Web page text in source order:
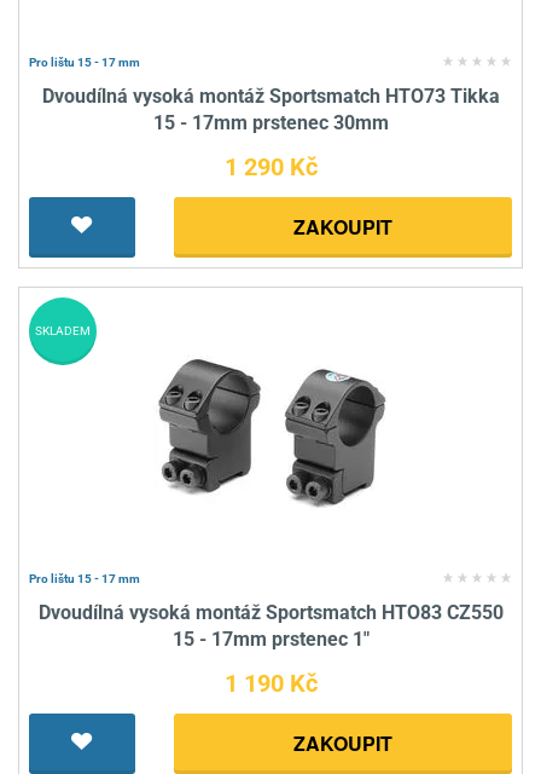
Pro lištu 15 - 17 mm
Dvoudílná vysoká montáž Sportsmatch HTO73 Tikka
15 - 17mm prstenec 30mm
1 290 Kč
ZAKOUPIT
Pro lištu 15 - 17 mm
Dvoudílná vysoká montáž Sportsmatch HTO83 CZ550
15 - 17mm prstenec 1"
1 190 Kč
ZAKOUPIT
SKLADEM